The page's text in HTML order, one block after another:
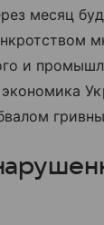
месяц
и